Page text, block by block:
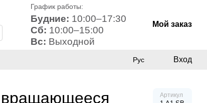
График работы:
Будние: 10:00–17:30
Сб: 10:00–15:00
Вс: Выходной
Мой заказ
Рус Вход
вращающееся
Артикул